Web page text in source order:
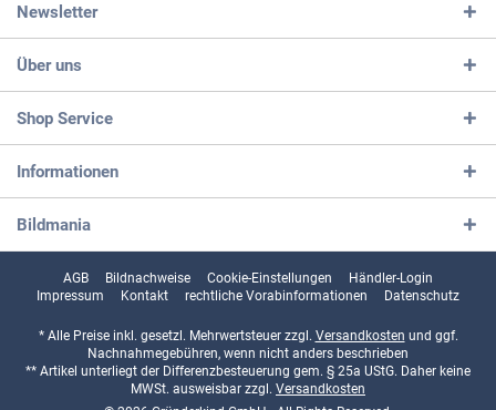
Newsletter
Über uns
Shop Service
Informationen
Bildmania
AGB Bildnachweise Cookie-Einstellungen
Händler-Login
Impressum
Kontakt rechtliche Vorabinformationen Datenschutz
* Alle Preise inkl. gesetzl. Mehrwertsteuer zzgl. Versandkosten und ggf.
Nachnahmegebühren, wenn nicht anders beschrieben
** Artikel unterliegt der Differenzbesteuerung gem. § 25a UStG. Daher keine
MWSt. ausweisbar zzgl. Versandkosten